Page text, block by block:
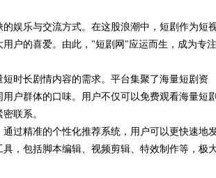
娱乐与交流方式。在这股浪潮中，短剧作为短
户的喜爱。由此，"短剧网"应运而生，成为专
时长剧情内容的需求。平台集聚了海量短剧资
户群体的口味。用户不仅可以免费观看海量短
联系。
过精准的个性化推荐系统，用户可以更快速地
，包括脚本编辑、视频剪辑、特效制作等，极